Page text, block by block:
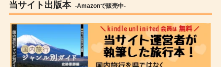
当サイト出版本 -Amazonで販売中-